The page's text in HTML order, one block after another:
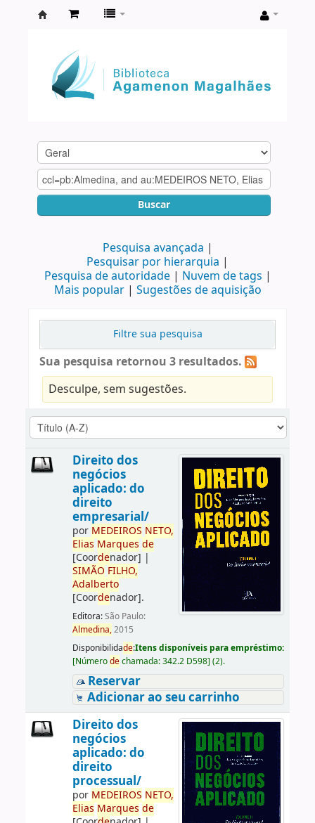
Agamenon
Magalhães
Buscar
Pesquisa avançada
Pesquisar por hierarquia
Pesquisa de autoridade
Nuvem de tags
Mais popular
Sugestões de aquisição
Filtre sua pesquisa
Sua pesquisa retornou 3 resultados.
Desculpe, sem sugestões.
Direito dos
negócios
aplicado: do
direito
empresarial/
por MEDEIROS NETO,
Elias Marques de
[Coordenador] |
SIMÃO FILHO,
Adalberto
[Coordenador].
Editora:São Paulo:
Almedina,2015
Disponibilidade:Itens disponíveis para empréstimo:
[Númerodechamada:342.2 D598] (2).
Reservar
Adicionar ao seu carrinho
Direito dos
negócios
aplicado: do
direito
processual/
por MEDEIROS NETO,
Elias Marques de